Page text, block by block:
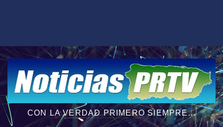
CON LA VERDAD PRIMERO SIEMPRE...